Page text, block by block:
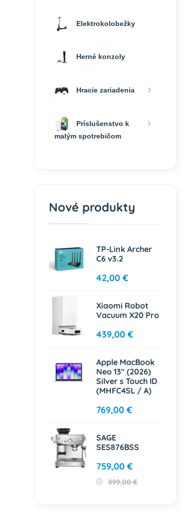
Elektrické varné dosky
Elektrokolobežky
Herné konzoly
Hracie zariadenia
Príslušenstvo k
malým spotrebičom
Nové produkty
TP-Link Archer
C6 v3.2
42,00 €
Xiaomi Robot
Vacuum X20 Pro
439,00 €
Apple MacBook
Neo 13" (2026)
Silver s Touch ID
(MHFC4SL / A)
769,00 €
SAGE
SES876BSS
759,00 €
899,00 €